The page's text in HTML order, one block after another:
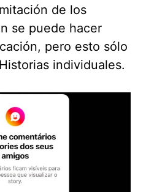
de los
se puede hacer
pero esto sólo
individuales.